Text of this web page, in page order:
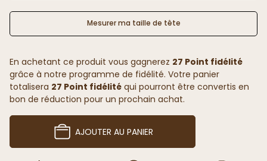
Mesurer ma taille de tête
En achetant ce produit vous gagnerez 27 Point fidélité
grâce à notre programme de fidélité. Votre panier
totalisera 27 Point fidélité qui pourront être convertis en
bon de réduction pour un prochain achat.
AJOUTER AU PANIER